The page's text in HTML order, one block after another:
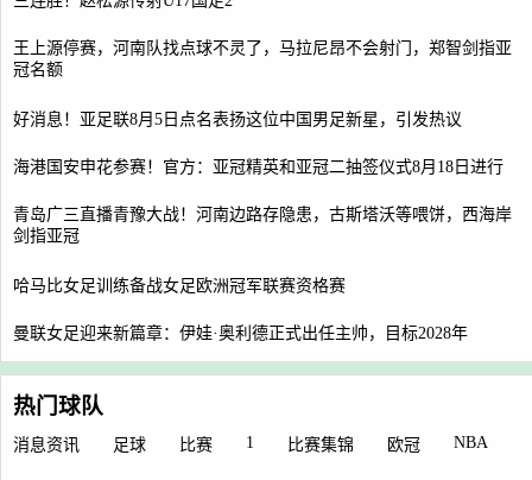
王上源停赛，河南队找点球不灵了，马拉尼昂不会射门，郑智剑指亚
冠名额
好消息！亚足联8月5日点名表扬这位中国男足新星，引发热议
海港国安申花参赛！官方：亚冠精英和亚冠二抽签仪式8月18日进行
青岛广三直播青豫大战！河南边路存隐患，古斯塔沃等喂饼，西海岸
剑指亚冠
哈马比女足训练备战女足欧洲冠军联赛资格赛
曼联女足迎来新篇章：伊娃·奥利德正式出任主帅，目标2028年
热门球队
消息资讯 足球 比赛 1 比赛集锦 欧冠 NBA